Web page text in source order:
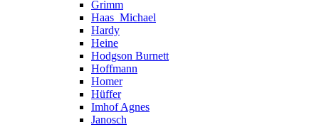
Grimm
Haas_Michael
Hardy
Heine
Hodgson Burnett
Hoffmann
Homer
Hüffer
Imhof Agnes
Janosch